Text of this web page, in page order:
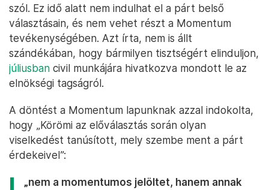
szól. Ez idő alatt nem indulhat el a párt belső
választásain, és nem vehet részt a Momentum
tevékenységében. Azt írta, nem is állt
szándékában, hogy bármilyen tisztségért elinduljon,
júliusban civil munkájára hivatkozva mondott le az
elnökségi tagságról.
A döntést a Momentum lapunknak azzal indokolta,
hogy „Körömi az előválasztás során olyan
viselkedést tanúsított, mely szembe ment a párt
érdekeivel”:
„nem a momentumos jelöltet, hanem annak